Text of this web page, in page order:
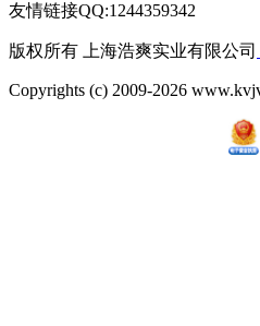
友情链接QQ:1244359342
版权所有 上海浩爽实业有限公司
Copyrights (c) 2009-2026